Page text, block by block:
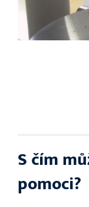
S čím
pomoci?